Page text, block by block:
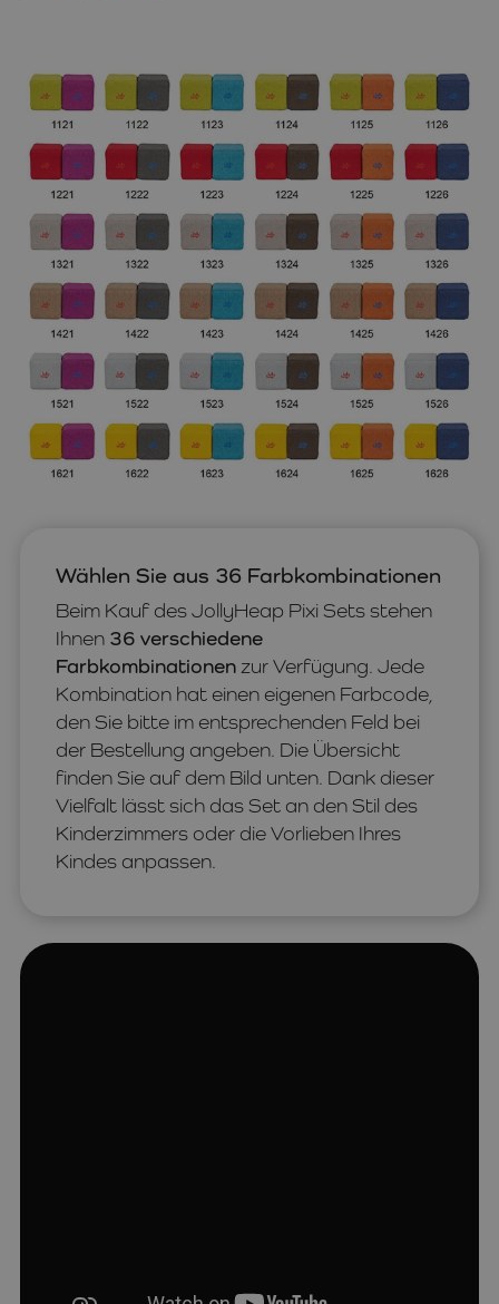
Wählen Sie aus 36 Farbkombinationen
Beim Kauf des JollyHeap Pixi Sets stehen
Ihnen 36 verschiedene
Farbkombinationen zur Verfügung. Jede
Kombination hat einen eigenen Farbcode,
den Sie bitte im entsprechenden Feld bei
der Bestellung angeben. Die Übersicht
finden Sie auf dem Bild unten. Dank dieser
Vielfalt lässt sich das Set an den Stil des
Kinderzimmers oder die Vorlieben Ihres
Kindes anpassen.